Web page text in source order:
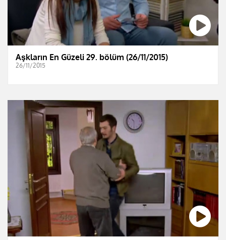
Aşkların En Güzeli 29. bölüm (26/11/2015)
26/11/2015